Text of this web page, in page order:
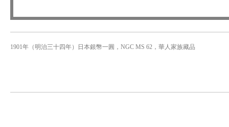
1901年（明治三十四年）日本銀幣一圓，NGC MS 62，華人家族藏品